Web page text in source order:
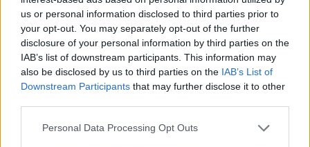
us or personal information disclosed to third parties prior to
your opt-out. You may separately opt-out of the further
disclosure of your personal information by third parties on the
IAB’s list of downstream participants. This information may
also be disclosed by us to third parties on the IAB’s List of
Downstream Participants that may further disclose it to other
Personal Data Processing Opt Outs
ΣΉΜΕΡΑ
Η Τζέσι Κέιβ, που υποδυόταν τη
Λάβεντερ Μπράουν, αποκάλυψε ότι την
πρώτη μέρα στην πλατφόρμα εισέπραξε
17.500 ευρώ
Μπρίτνεϊ Σπίαρς: Το μπότοξ
που την «κατέστρεψε» και η
προειδοποίηση στις γυναίκες